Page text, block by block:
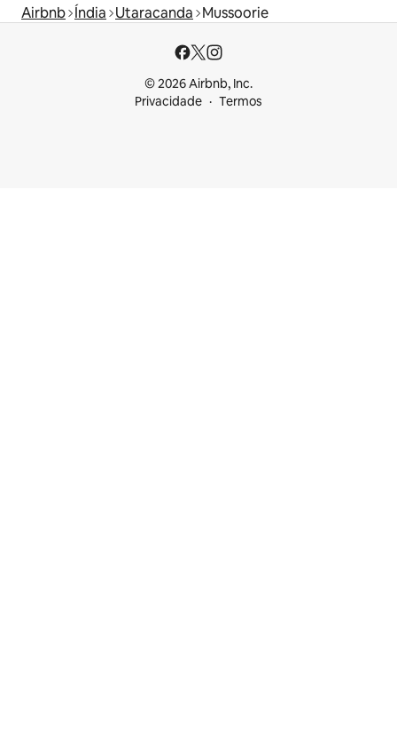
Airbnb Índia Utaracanda Mussoorie
© 2026 Airbnb, Inc.
Privacidade
Termos